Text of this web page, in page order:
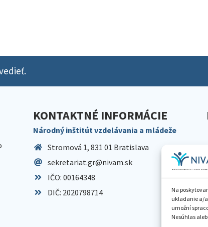
Na
ukladanie a/
umožní
Nesúhlas
KONTAKTNÉ INFORMÁCIE
Národný inštitút vzdelávania a mládeže
Stromová 1, 831 01 Bratislava
sekretariat.gr@nivam.sk
IČO: 00164348
DIČ: 2020798714